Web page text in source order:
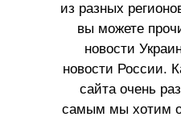
из разных
вы можете
новости
новости России.
сайта очень
самым мы хотим